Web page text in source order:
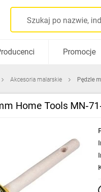
Promocje
Akcesoria malarskie Pędzle
Home Tools